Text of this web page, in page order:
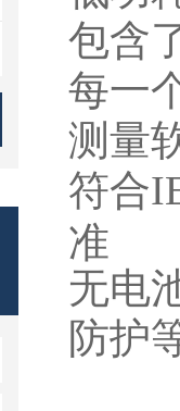
包含
每一
测量
符合
准
无电
防护